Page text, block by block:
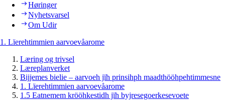
Høringer
Nyhetsvarsel
Om Udir
1. Lïerehtimmien aarvoevåarome
Læring og trivsel
Læreplanverket
Bijjemes bielie – aarvoeh jïh prinsihph maadthööhpehtimmesne
1. Lïerehtimmien aarvoevåarome
1.5 Eatnemem krööhkestidh jïh byjresegoerkesevoete